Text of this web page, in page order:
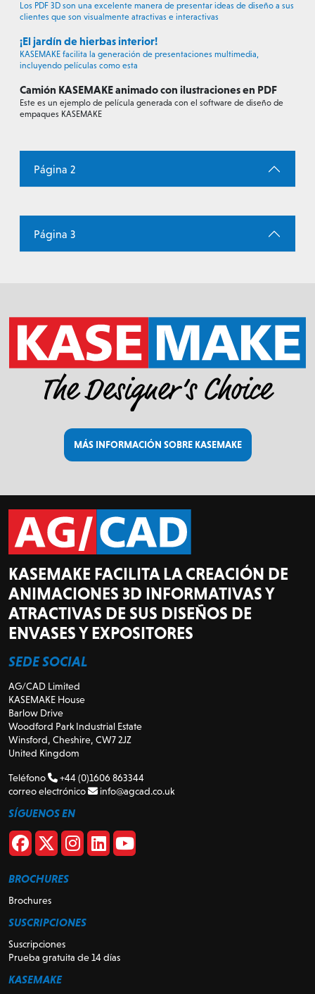
Los PDF 3D son una excelente manera de presentar ideas de diseño a sus
clientes que son visualmente atractivas e interactivas
¡El jardín de hierbas interior!
KASEMAKE facilita la generación de presentaciones multimedia,
incluyendo películas como esta
Camión KASEMAKE animado con ilustraciones en PDF
Este es un ejemplo de película generada con el software de diseño de
empaques KASEMAKE
Página 2
Página 3
MÁS INFORMACIÓN SOBRE KASEMAKE
KASEMAKE FACILITA LA CREACIÓN DE
ANIMACIONES 3D INFORMATIVAS Y
ATRACTIVAS DE SUS DISEÑOS DE
ENVASES Y EXPOSITORES
SEDE SOCIAL
AG/CAD Limited
KASEMAKE House
Barlow Drive
Woodford Park Industrial Estate
Winsford, Cheshire, CW7 2JZ
United Kingdom
Teléfono
+44 (0)1606 863344
correo electrónico
info@agcad.co.uk
SÍGUENOS EN
BROCHURES
Brochures
SUSCRIPCIONES
Suscripciones
Prueba gratuita de 14 días
KASEMAKE